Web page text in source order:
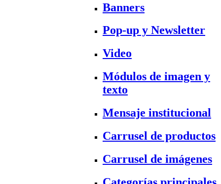
Banners
Pop-up y Newsletter
Video
Módulos de imagen y
texto
Mensaje institucional
Carrusel de productos
Carrusel de imágenes